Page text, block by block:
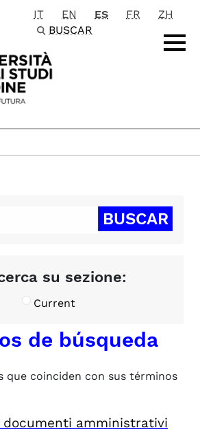
principale
IT EN ES FR
ZH
BUSCAR
su sezione:
Current
de búsqueda
que coinciden con sus términos
documenti amministrativi